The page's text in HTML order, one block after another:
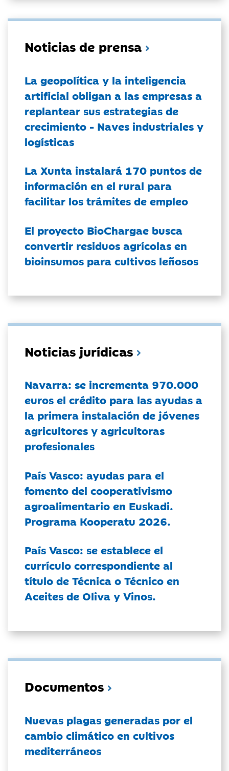
Noticias de prensa
La geopolítica y la inteligencia
artificial obligan a las empresas a
replantear sus estrategias de
crecimiento - Naves industriales y
logísticas
La Xunta instalará 170 puntos de
información en el rural para
facilitar los trámites de empleo
El proyecto BioChargae busca
convertir residuos agrícolas en
bioinsumos para cultivos leñosos
Noticias jurídicas
Navarra: se incrementa 970.000
euros el crédito para las ayudas a
la primera instalación de jóvenes
agricultores y agricultoras
profesionales
País Vasco: ayudas para el
fomento del cooperativismo
agroalimentario en Euskadi.
Programa Kooperatu 2026.
País Vasco: se establece el
currículo correspondiente al
título de Técnica o Técnico en
Aceites de Oliva y Vinos.
Documentos
Nuevas plagas generadas por el
cambio climático en cultivos
mediterráneos